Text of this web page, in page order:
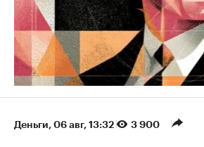
Деньги 06 авг, 13:32 3 900